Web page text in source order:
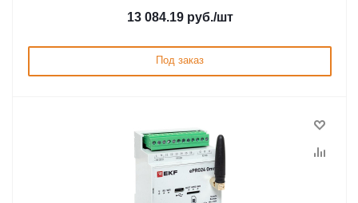
13 084.19руб./шт
Под заказ